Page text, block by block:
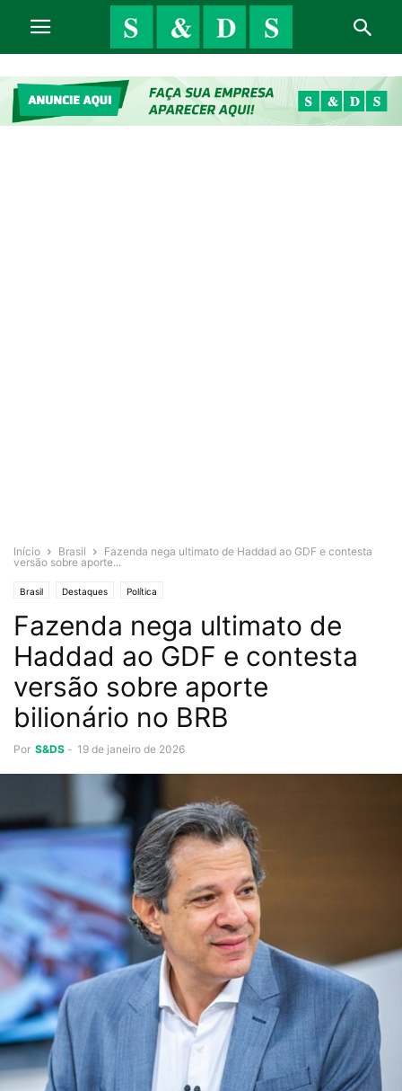
Início Brasil
Fazenda nega ultimato de Haddad ao GDF e contesta
versão sobre aporte...
Brasil Destaques Política
Fazenda nega ultimato de
Haddad ao GDF e contesta
versão sobre aporte
bilionário no BRB
Por S&DS - 19 de janeiro de 2026